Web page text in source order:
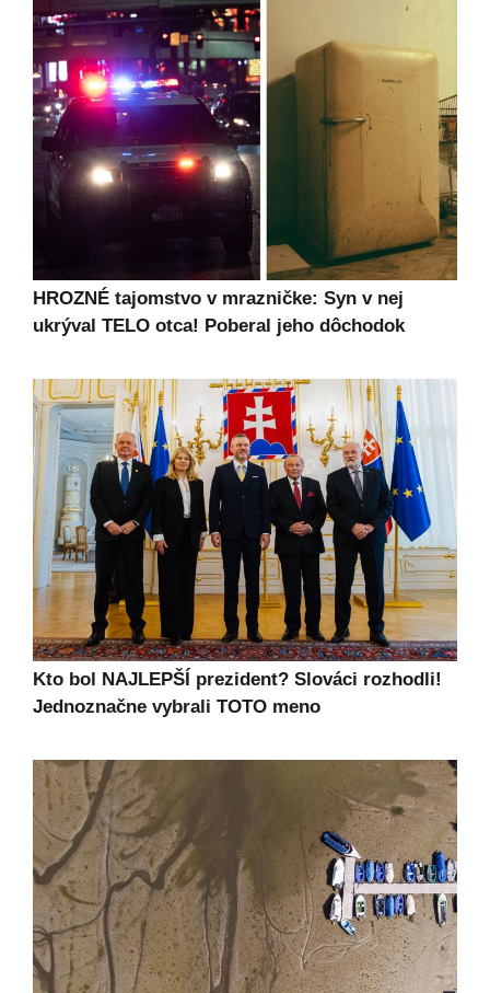
HROZNÉ tajomstvo v mrazničke: Syn v nej
ukrýval TELO otca! Poberal jeho dôchodok
Kto bol NAJLEPŠÍ prezident? Slováci rozhodli!
Jednoznačne vybrali TOTO meno